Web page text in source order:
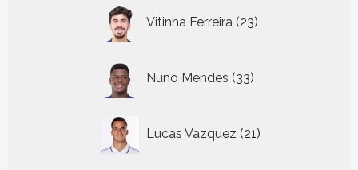
Vitinha Ferreira 23
producten
Nuno Mendes 33
producten
Lucas Vazquez 21
producten